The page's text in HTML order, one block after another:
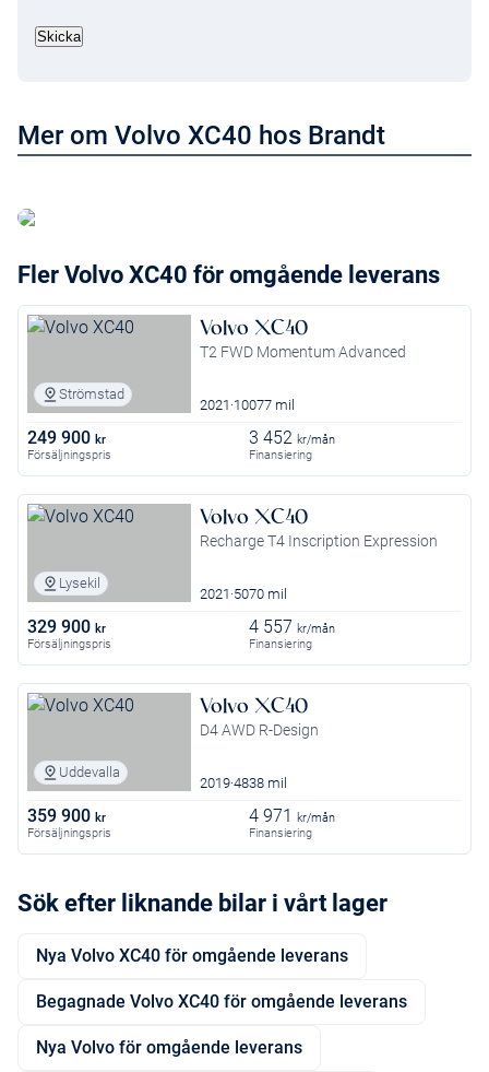
Mer om Volvo XC40 hos Brandt
Fler Volvo XC40 för omgående leverans
Strömstad
Volvo XC40
T2 FWD Momentum Advanced
2021 10077 mil
249 900 kr
Försäljningspris
3 452 kr/mån
Finansiering
Lysekil
Volvo XC40
Recharge T4 Inscription Expression
2021 5070 mil
329 900 kr
Försäljningspris
4 557 kr/mån
Finansiering
Uddevalla
Volvo XC40
D4 AWD R-Design
2019 4838 mil
359 900 kr
Försäljningspris
4 971
kr/mån
Finansiering
Sök efter liknande bilar i vårt lager
Nya Volvo XC40 för omgående leverans
Begagnade Volvo XC40 för omgående leverans
Nya Volvo för omgående leverans